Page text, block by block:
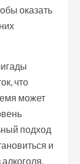
оказать
что
может
подход
и